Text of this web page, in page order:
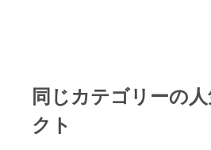
同じカテゴリーの
クト